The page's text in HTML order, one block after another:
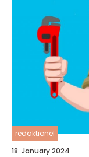
redaktionel
18. January 2024